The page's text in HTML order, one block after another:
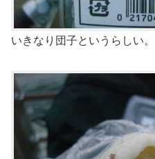
いきなり団子というらしい。